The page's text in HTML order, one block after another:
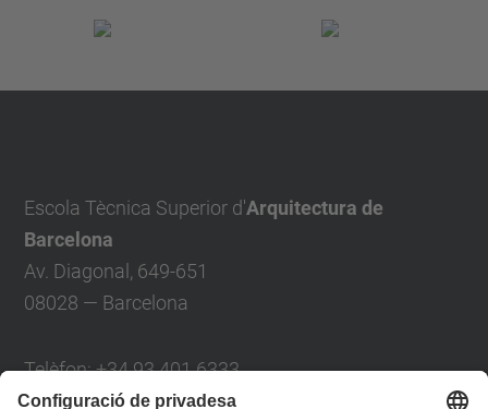
Escola Tècnica Superior d'Arquitectura de
Barcelona
Av. Diagonal, 649-651
08028 — Barcelona
Telèfon: +34 93 401 6333